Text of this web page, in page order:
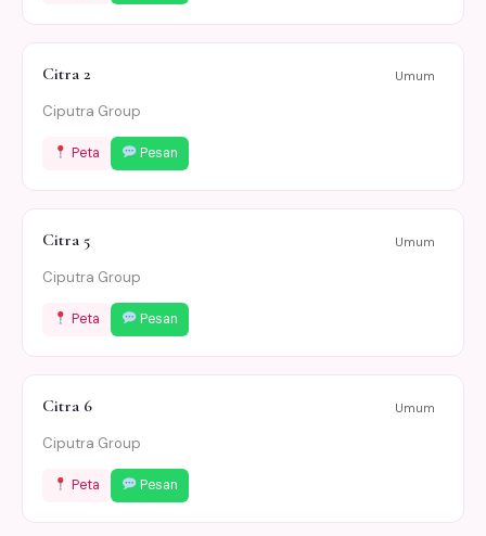
Citra 2 Umum
Ciputra Group
Peta Pesan
Citra 5 Umum
Ciputra Group
Peta Pesan
Citra 6 Umum
Ciputra Group
Peta Pesan